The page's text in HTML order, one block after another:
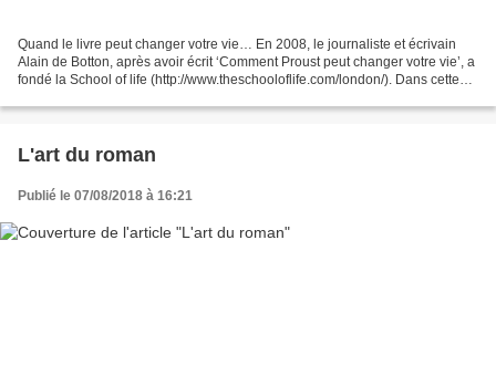
Quand le livre peut changer votre vie… En 2008, le journaliste et écrivain
Alain de Botton, après avoir écrit ‘Comment Proust peut changer votre vie’, a
fondé la School of life (http://www.theschooloflife.com/london/). Dans cette
L'art du roman
Publié le 07/08/2018 à 16:21